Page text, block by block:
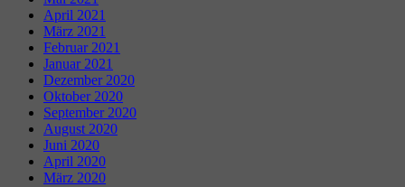
April 2021
März 2021
Februar 2021
Januar 2021
Dezember 2020
Oktober 2020
September 2020
August 2020
Juni 2020
April 2020
März 2020